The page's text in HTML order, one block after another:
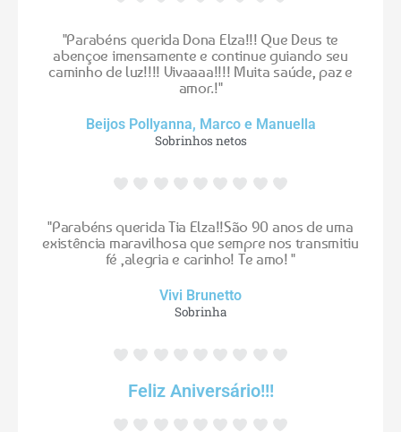
"Parabéns querida Dona Elza!!! Que Deus te
abençoe imensamente e continue guiando seu
caminho de luz!!!! Vivaaaa!!!! Muita saúde, paz e
amor.!"
Beijos Pollyanna, Marco e Manuella
Sobrinhos netos
"Parabéns querida Tia Elza!!São 90 anos de uma
existência maravilhosa que sempre nos transmitiu
fé ,alegria e carinho! Te amo! "
Vivi Brunetto
Sobrinha
Feliz Aniversário!!!